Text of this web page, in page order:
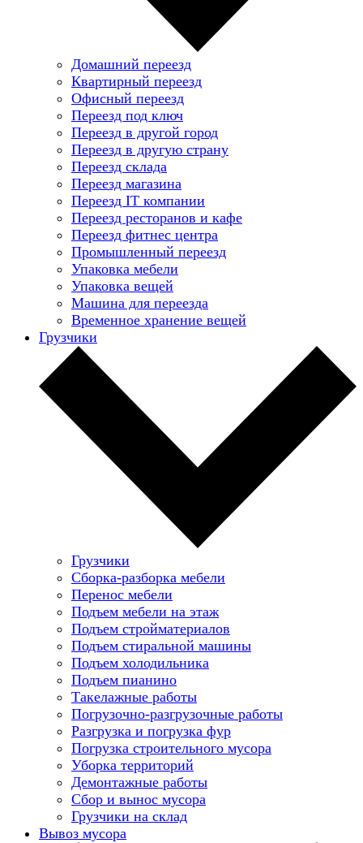
Домашний переезд
Квартирный переезд
Офисный переезд
Переезд под ключ
Переезд в другой город
Переезд в другую страну
Переезд склада
Переезд магазина
Переезд IT компании
Переезд ресторанов и кафе
Переезд фитнес центра
Промышленный переезд
Упаковка мебели
Упаковка вещей
Машина для переезда
Временное хранение вещей
Грузчики
Грузчики
Сборка-разборка мебели
Перенос мебели
Подъем мебели на этаж
Подъем стройматериалов
Подъем стиральной машины
Подъем холодильника
Подъем пианино
Такелажные работы
Погрузочно-разгрузочные работы
Разгрузка и погрузка фур
Погрузка строительного мусора
Уборка территорий
Демонтажные работы
Сбор и вынос мусора
Грузчики на склад
Вывоз мусора